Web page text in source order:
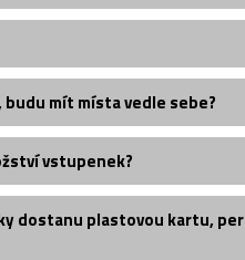
budu mít místa vedle sebe?
vstupenek?
dostanu plastovou kartu,